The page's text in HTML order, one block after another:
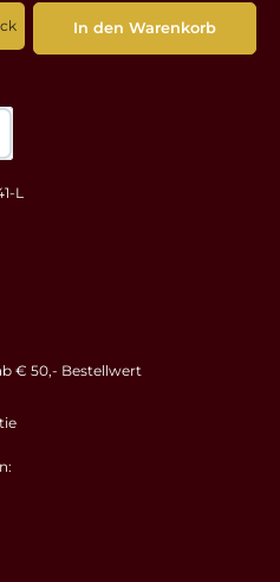
ein oder benutze die Schaltflächen um
In den Warenkorb
L
€ 50,- Bestellwert